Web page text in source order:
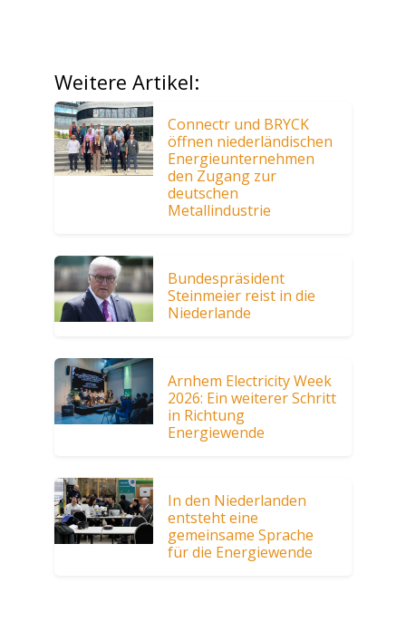
Weitere Artikel:
Connectr und BRYCK
öffnen niederländischen
Energieunternehmen
den Zugang zur
deutschen
Metallindustrie
Bundespräsident
Steinmeier reist in die
Niederlande
Arnhem Electricity Week
2026: Ein weiterer Schritt
in Richtung
Energiewende
In den Niederlanden
entsteht eine
gemeinsame Sprache
für die Energiewende